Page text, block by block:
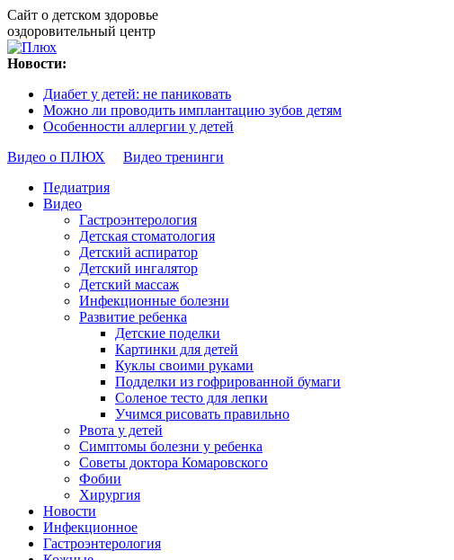
Сайт о детском здоровье
оздоровительный центр
Новости:
Диабет у детей: не паниковать
Можно ли проводить имплантацию зубов детям
Особенности аллергии у детей
Видео о ПЛЮХ
Видео тренинги
Педиатрия
Видео
Гастроэнтерология
Детская стоматология
Детский аспиратор
Детский ингалятор
Детский массаж
Инфекционные болезни
Развитие ребенка
Детские поделки
Картинки для детей
Куклы своими руками
Подделки из гофрированной бумаги
Соленое тесто для лепки
Учимся рисовать правильно
Рвота у детей
Симптомы болезни у ребенка
Советы доктора Комаровского
Фобии
Хирургия
Новости
Инфекционное
Гастроэнтерология